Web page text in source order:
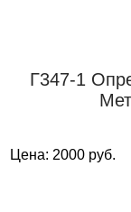
Г347-1
Цена: 2000 руб.